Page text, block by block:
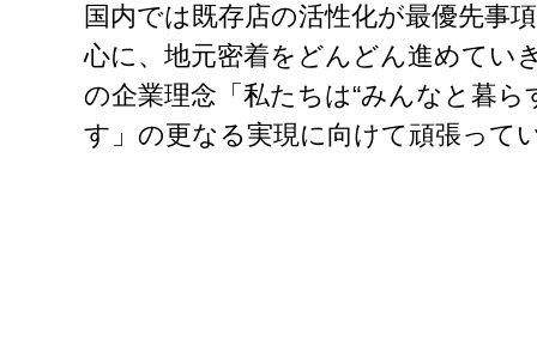
国内では既存店の活性化が最優先事
心に、地元密着をどんどん進めてい
の企業理念「私たちは“みんなと暮ら
す」の更なる実現に向けて頑張って